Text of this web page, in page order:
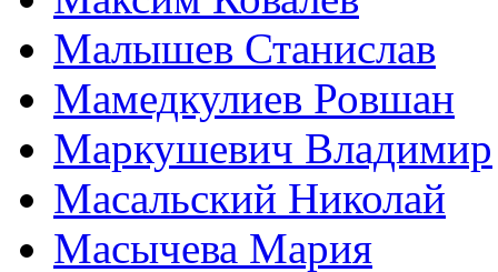
Малышев Станислав
Мамедкулиев Ровшан
Маркушевич Владимир
Масальский Николай
Масычева Мария